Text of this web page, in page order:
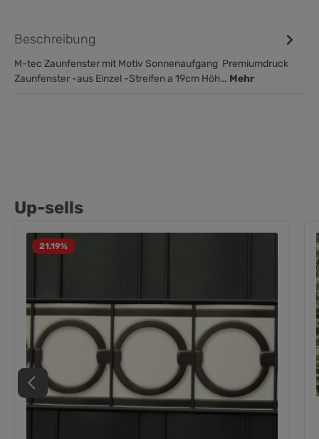
Beschreibung
M-tec Zaunfenster mit Motiv Sonnenaufgang Premiumdruck
Zaunfenster -aus Einzel -Streifen a 19cm Höh… Mehr
Up-sells
21.19%